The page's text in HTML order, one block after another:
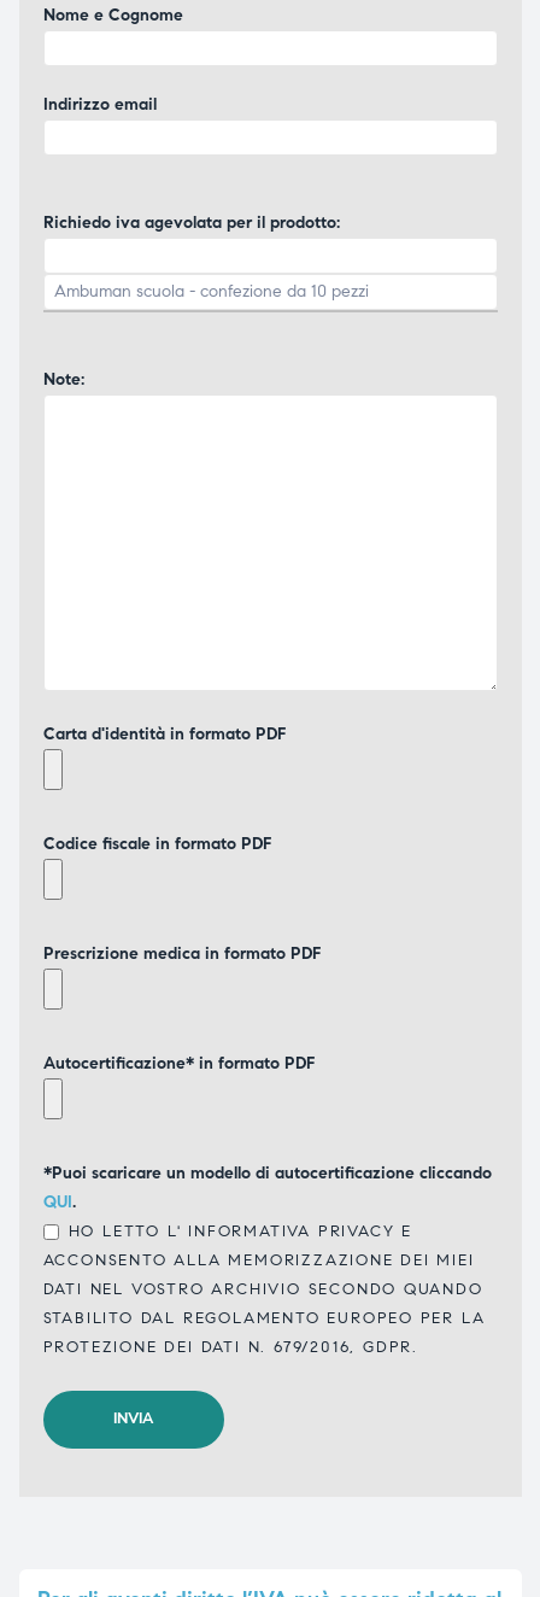
Nome e Cognome
Indirizzo email
Richiedo iva agevolata per il prodotto:
Note:
Carta d'identità in formato PDF
Codice fiscale in formato PDF
Prescrizione medica in formato PDF
Autocertificazione* in formato PDF
*Puoi scaricare un modello di autocertificazione cliccando
QUI.
HO LETTO L' INFORMATIVA PRIVACY E
ACCONSENTO ALLA MEMORIZZAZIONE DEI MIEI
DATI NEL VOSTRO ARCHIVIO SECONDO QUANDO
STABILITO DAL REGOLAMENTO EUROPEO PER LA
PROTEZIONE DEI DATI N. 679/2016, GDPR.